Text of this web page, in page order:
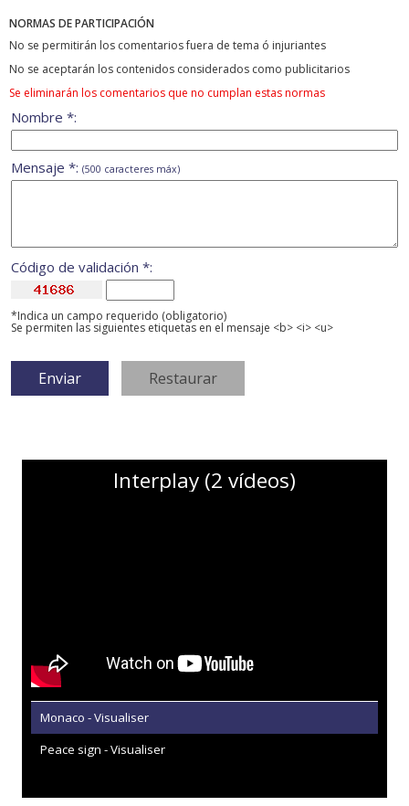
NORMAS DE PARTICIPACIÓN
No se permitirán los comentarios fuera de tema ó injuriantes
No se aceptarán los contenidos considerados como publicitarios
Se eliminarán los comentarios que no cumplan estas normas
Nombre *:
Mensaje *: (500 caracteres máx)
Código de validación *:
*Indica un campo requerido (obligatorio)
Se permiten las siguientes etiquetas en el mensaje <b> <i> <u>
Interplay (2 vídeos)
Monaco - Visualiser
Peace sign - Visualiser